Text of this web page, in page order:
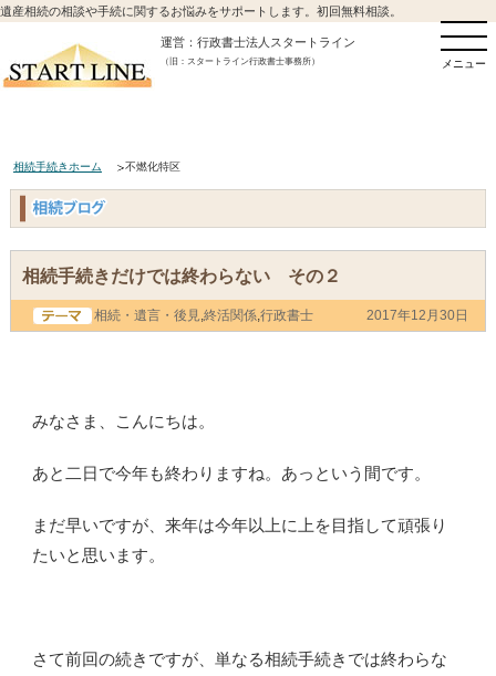
遺産相続の相談や手続に関するお悩みをサポートします。初回無料相談。
運営：行政書士法人スタートライン
（旧：スタートライン行政書士事務所） メニュー
相続手続きホーム 不燃化特区
相続手続きだけでは終わらない その２
相続・遺言・後見,終活関係,行政書士 2017年12月30日
みなさま、こんにちは。
あと二日で今年も終わりますね。あっという間です。
まだ早いですが、来年は今年以上に上を目指して頑張り
たいと思います。
さて前回の続きですが、単なる相続手続きでは終わらな